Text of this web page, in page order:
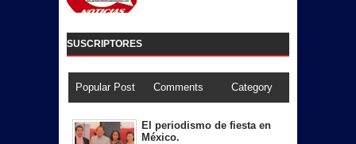
SUSCRIPTORES
Popular Post Comments Category
El periodismo de fiesta en
México.